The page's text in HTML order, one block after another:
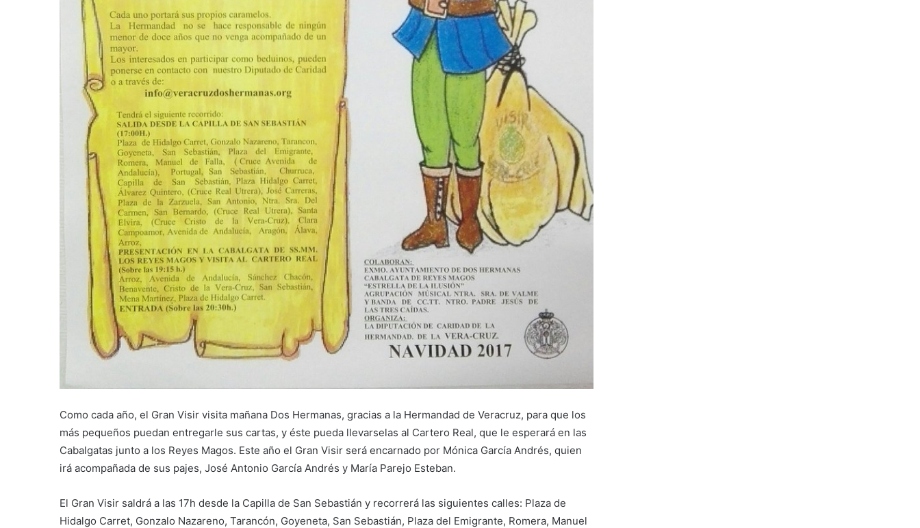
Como cada año, el Gran Visir visita mañana Dos Hermanas, gracias a la Hermandad de Veracruz, para que los
más pequeños puedan entregarle sus cartas, y éste pueda llevarselas al Cartero Real, que le esperará en las
Cabalgatas junto a los Reyes Magos. Este año el Gran Visir será encarnado por Mónica García Andrés, quien
irá acompañada de sus pajes, José Antonio García Andrés y María Parejo Esteban.
El Gran Visir saldrá a las 17h desde la Capilla de San Sebastián y recorrerá las siguientes calles: Plaza de
Hidalgo Carret, Gonzalo Nazareno, Tarancón, Goyeneta, San Sebastián, Plaza del Emigrante, Romera, Manuel